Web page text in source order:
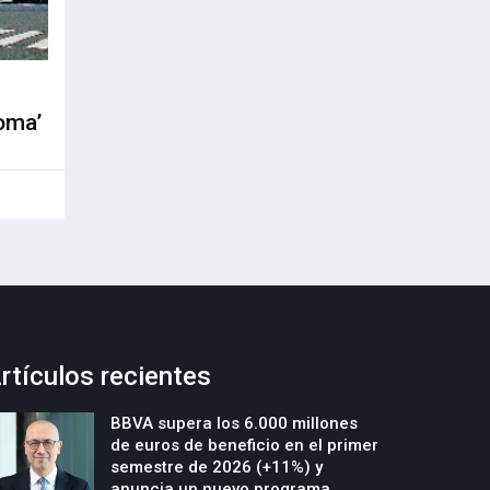
recientes
BBVA supera los 6.000 millones
de euros de beneficio en el primer
semestre de 2026 (+11%) y